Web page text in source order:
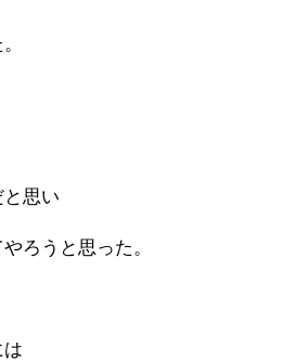
思い
ろうと思った。